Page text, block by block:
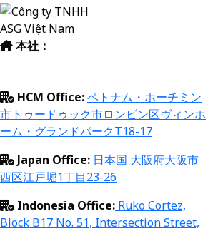
本社：
HCM Office:ベトナム・ホーチミン
市トゥードゥック市ロンビン区ヴィンホ
ーム・グランドパークT18-17
Japan Office: 日本国 大阪府大阪市
西区江戸堀1丁目23-26
Indonesia Office: RukoCortez,
Block B17 No. 51, Intersection Street,